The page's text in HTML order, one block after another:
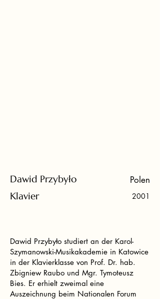
Dawid Przybyło Polen
Klavier 2001
Dawid Przybyło studiert an der Karol-
Szymanowski-Musikakademie in Katowice
in der Klavierklasse von Prof. Dr. hab.
Zbigniew Raubo und Mgr. Tymoteusz
Bies. Er erhielt zweimal eine
Auszeichnung beim Nationalen Forum